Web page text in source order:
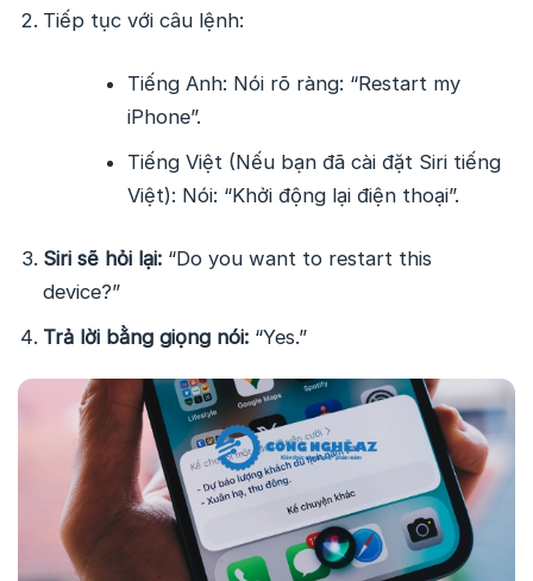
Tiếp tục với câu lệnh:
Tiếng Anh: Nói rõ ràng: “Restart my
iPhone”.
Tiếng Việt (Nếu bạn đã cài đặt Siri tiếng
Việt): Nói: “Khởi động lại điện thoại”.
Siri sẽ hỏi lại: “Do you want to restart this
device?”
Trả lời bằng giọng nói: “Yes.”